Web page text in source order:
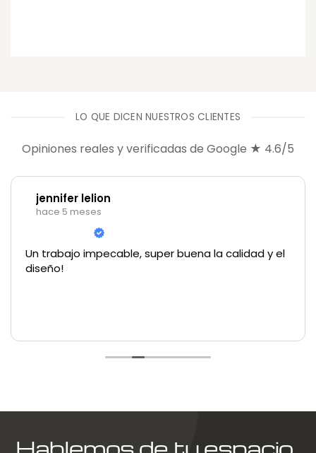
LO QUE DICEN NUESTROS CLIENTES
Opiniones reales y verificadas de Google ★ 4.6/5
jennifer lelion
hace 5 meses
Un trabajo impecable, super buena la calidad y el
diseño!